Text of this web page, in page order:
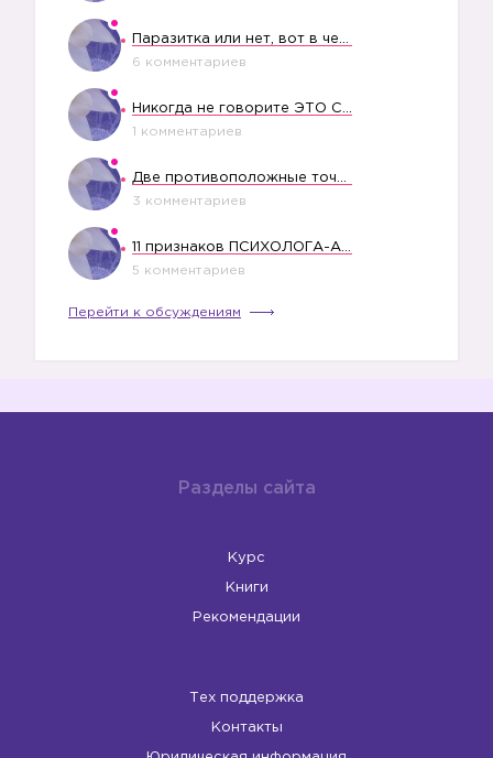
6 комментариев
1 комментариев
3 комментариев
5 комментариев
Перейти к обсуждениям
Разделы сайта
Курс
Книги
Рекомендации
Тех поддержка
Контакты